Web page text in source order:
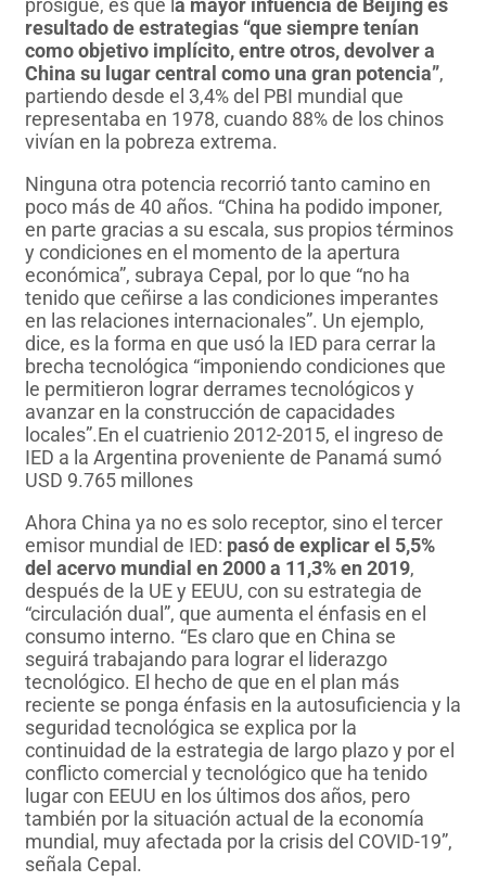
prosigue, es que l a mayor infuencia de Beijing es
resultado de estrategias “que siempre tenían
como objetivo implícito, entre otros, devolver a
China su lugar central como una gran potencia”,
partiendo desde el 3,4% del PBI mundial que
representaba en 1978, cuando 88% de los chinos
vivían en la pobreza extrema.
Ninguna otra potencia recorrió tanto camino en
poco más de 40 años. “China ha podido imponer,
en parte gracias a su escala, sus propios términos
y condiciones en el momento de la apertura
económica”, subraya Cepal, por lo que “no ha
tenido que ceñirse a las condiciones imperantes
en las relaciones internacionales”. Un ejemplo,
dice, es la forma en que usó la IED para cerrar la
brecha tecnológica “imponiendo condiciones que
le permitieron lograr derrames tecnológicos y
avanzar en la construcción de capacidades
locales”.En el cuatrienio 2012-2015, el ingreso de
IED a la Argentina proveniente de Panamá sumó
USD 9.765 millones
Ahora China ya no es solo receptor, sino el tercer
emisor mundial de IED: pasó de explicar el 5,5%
del acervo mundial en 2000 a 11,3% en 2019,
después de la UE y EEUU, con su estrategia de
“circulación dual”, que aumenta el énfasis en el
consumo interno. “Es claro que en China se
seguirá trabajando para lograr el liderazgo
tecnológico. El hecho de que en el plan más
reciente se ponga énfasis en la autosuficiencia y la
seguridad tecnológica se explica por la
continuidad de la estrategia de largo plazo y por el
conflicto comercial y tecnológico que ha tenido
lugar con EEUU en los últimos dos años, pero
también por la situación actual de la economía
mundial, muy afectada por la crisis del COVID-19”,
señala Cepal.